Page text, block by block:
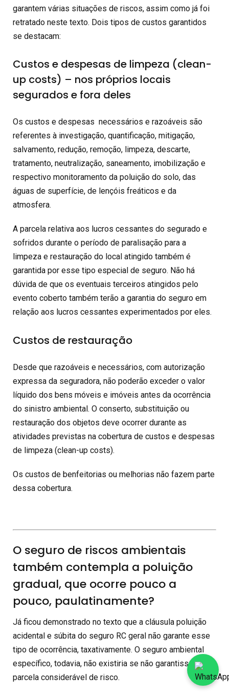
garantem várias situações de riscos, assim como já foi
retratado neste texto. Dois tipos de custos garantidos
se destacam:
Custos e despesas de limpeza (clean-
up costs) – nos próprios locais
segurados e fora deles
Os custos e despesas necessários e razoáveis são
referentes à investigação, quantificação, mitigação,
salvamento, redução, remoção, limpeza, descarte,
tratamento, neutralização, saneamento, imobilização e
respectivo monitoramento da poluição do solo, das
águas de superfície, de lençóis freáticos e da
atmosfera.
A parcela relativa aos lucros cessantes do segurado e
sofridos durante o período de paralisação para a
limpeza e restauração do local atingido também é
garantida por esse tipo especial de seguro. Não há
dúvida de que os eventuais terceiros atingidos pelo
evento coberto também terão a garantia do seguro em
relação aos lucros cessantes experimentados por eles.
Custos de restauração
Desde que razoáveis e necessários, com autorização
expressa da seguradora, não poderão exceder o valor
líquido dos bens móveis e imóveis antes da ocorrência
do sinistro ambiental. O conserto, substituição ou
restauração dos objetos deve ocorrer durante as
atividades previstas na cobertura de custos e despesas
de limpeza (clean-up costs).
Os custos de benfeitorias ou melhorias não fazem parte
dessa cobertura.
O seguro de riscos ambientais
também contempla a poluição
gradual, que ocorre pouco a
pouco, paulatinamente?
Já ficou demonstrado no texto que a cláusula poluição
acidental e súbita do seguro RC geral não garante esse
tipo de ocorrência, taxativamente. O seguro ambiental
específico, todavia, não existiria se não garantisse essa
parcela considerável de risco.